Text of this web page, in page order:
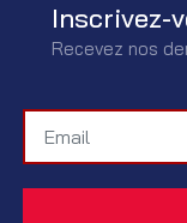
Inscrivez-
Recevez nos